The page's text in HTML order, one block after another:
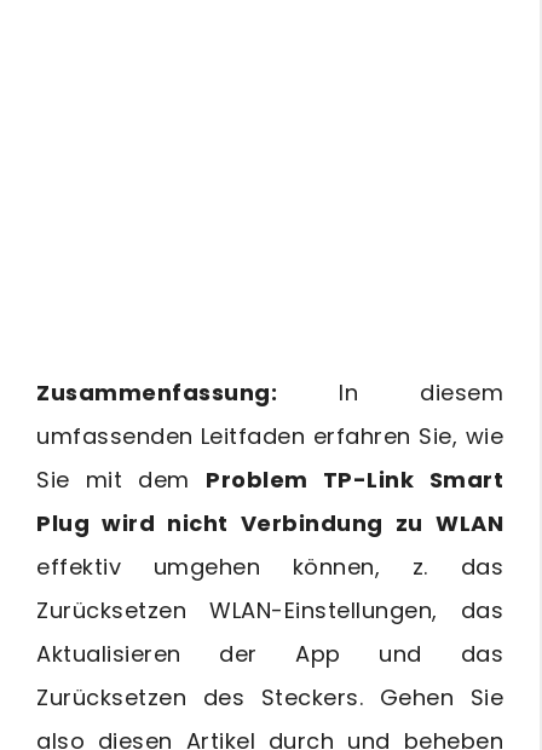
Zusammenfassung: In diesem
umfassenden Leitfaden erfahren Sie, wie
Sie mit dem Problem TP-Link Smart
Plug wird nicht Verbindung zu WLAN
effektiv umgehen können, z. das
Zurücksetzen WLAN-Einstellungen, das
Aktualisieren der App und das
Zurücksetzen des Steckers. Gehen Sie
also diesen Artikel durch und beheben